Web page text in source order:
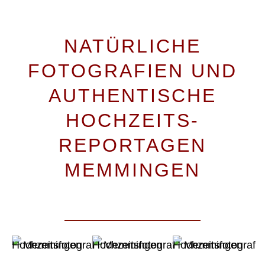
NATÜRLICHE
FOTOGRAFIEN UND
AUTHENTISCHE
HOCHZEITS-
REPORTAGEN
MEMMINGEN